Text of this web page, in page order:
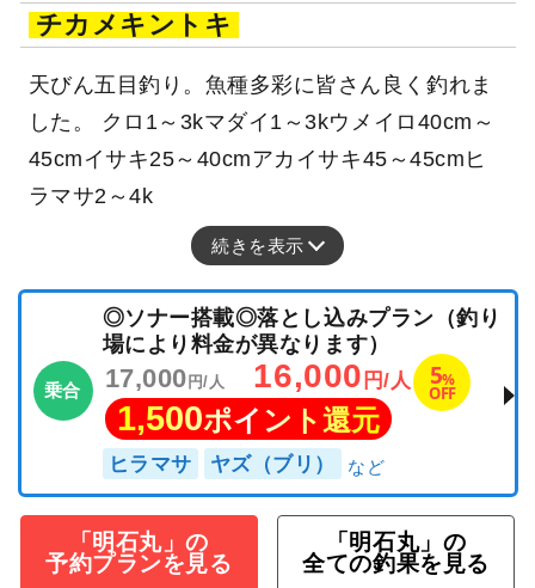
チカメキントキ
天びん五目釣り。魚種多彩に皆さん良く釣れま
した。 クロ1～3kマダイ1～3kウメイロ40cm～
45cmイサキ25～40cmアカイサキ45～45cmヒ
ラマサ2～4k
続きを表示
乗合
◎ソナー搭載◎落とし込みプラン（釣り
場により料金が異なります）
17,000 円/人 16,000 円/人 5%
OFF
1,500ポイント還元
ヒラマサ ヤズ（ブリ）
「明石丸」の
予約プランを見る
「明石丸」の
全ての釣果を見る